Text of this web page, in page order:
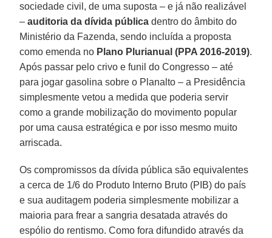
sociedade civil, de uma suposta – e já não realizável
–auditoria da dívida pública dentro do âmbito do
Ministério da Fazenda, sendo incluída a proposta
como emenda no Plano Plurianual (PPA 2016-2019).
Após passar pelo crivo e funil do Congresso – até
para jogar gasolina sobre o Planalto – a Presidência
simplesmente vetou a medida que poderia servir
como a grande mobilização do movimento popular
por uma causa estratégica e por isso mesmo muito
arriscada.
Os compromissos da dívida pública são equivalentes
a cerca de 1/6 do Produto Interno Bruto (PIB) do país
e sua auditagem poderia simplesmente mobilizar a
maioria para frear a sangria desatada através do
espólio do rentismo. Como fora difundido através da